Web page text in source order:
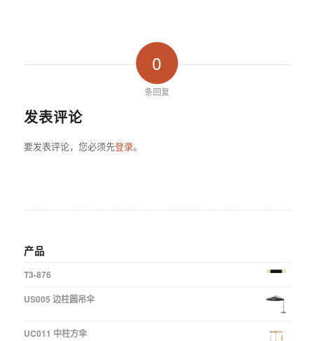
0
条回复
发表评论
要发表评论，您必须先登录。
产品
T3-876
US005 边柱圆吊伞
UC011 中柱方伞